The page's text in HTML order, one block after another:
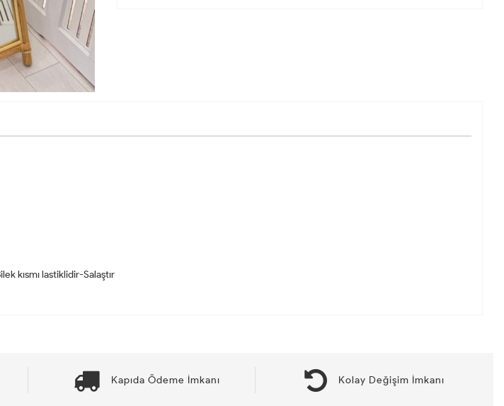
kısmı lastiklidir-Salaştır
Kapıda Ödeme İmkanı Kolay Değişim İmkanı